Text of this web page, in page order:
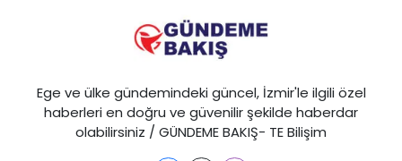
Ege ve ülke gündemindeki güncel, İzmir'le ilgili özel
haberleri en doğru ve güvenilir şekilde haberdar
olabilirsiniz / GÜNDEME BAKIŞ- TE Bilişim